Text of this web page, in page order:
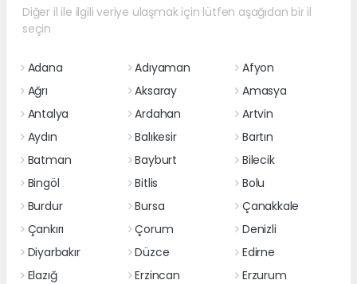
Diğer il ile ilgili veriye ulaşmak için lütfen aşağıdan bir il
seçin
Adana Adıyaman
Afyon
Ağrı
Aksaray
Amasya
Antalya
Ardahan
Artvin
Aydın
Balıkesir
Bartın
Batman
Bayburt
Bilecik
Bingöl
Bitlis
Bolu
Burdur
Bursa
Çanakkale
Çankırı
Çorum
Denizli
Diyarbakır
Düzce
Edirne
Elazığ
Erzincan
Erzurum